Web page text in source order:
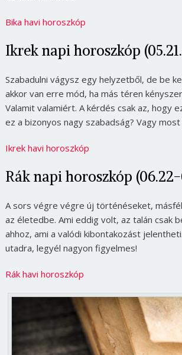
Bika havi horoszkóp
Ikrek napi horoszkóp
Szabadulni vágysz egy helyzetből, de be
akkor van erre mód, ha más téren
Valamit valamiért. A kérdés csak az, hogy
ez a bizonyos nagy szabadság? Vagy
Ikrek havi horoszkóp
Rák napi horoszkóp (06.22-
A sors végre végre új történéseket,
az életedbe. Ami eddig volt, az talán csak
ahhoz, ami a valódi kibontakozást
utadra, legyél nagyon figyelmes!
Rák havi horoszkóp